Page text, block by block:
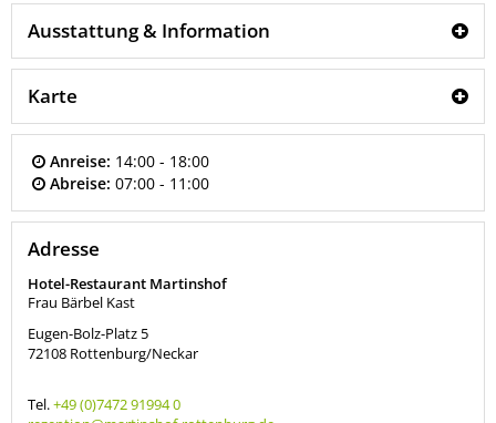
Ausstattung & Information
Karte
Anreise: 14:00 - 18:00
Abreise: 07:00 - 11:00
Adresse
Hotel-Restaurant Martinshof
Frau Bärbel Kast
Eugen-Bolz-Platz 5
72108 Rottenburg/Neckar
Tel.+49 (0)7472 91994 0